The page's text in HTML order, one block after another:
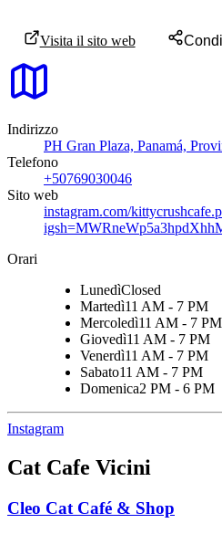
Visita il sito web
Indirizzo
PH Gran Plaza, Panamá,
Telefono
+50769030046
Sito web
instagram.com/
Orari
LunedìClosed
Martedì11 AM - 7 PM
Mercoledì11 AM - 7 PM
Giovedì11 AM - 7 PM
Venerdì11 AM - 7 PM
Sabato11 AM - 7 PM
Domenica2 PM - 6 PM
Instagram
Cat Cafe Vicini
Cleo Cat Café & Shop